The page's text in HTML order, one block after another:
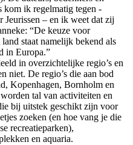
kom ik regelmatig tegen -
Jeurissen – en ik weet dat zij
“De keuze voor
staat namelijk bekend als
in Europa.”
in overzichtelijke regio’s en
niet. De regio’s die aan bod
Kopenhagen, Bornholm en
tal van activiteiten en
bij uitstek geschikt zijn voor
zoeken (en hoe vang je die
recreatieparken),
en aquaria.